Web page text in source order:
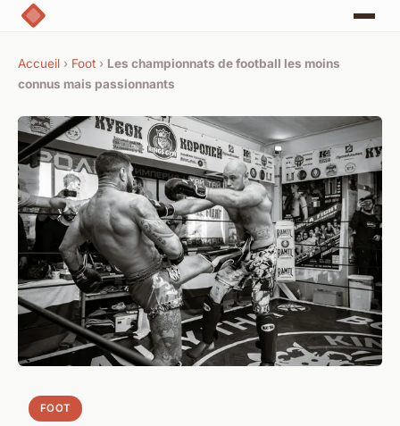
Accueil › Foot › Les championnats de football les moins
connus mais passionnants
FOOT